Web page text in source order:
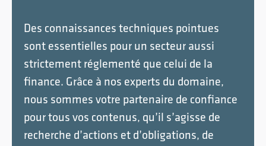
Des connaissances techniques pointues
sont essentielles pour un secteur aussi
strictement réglementé que celui de la
finance. Grâce à nos experts du domaine,
nous sommes votre partenaire de confiance
pour tous vos contenus, qu’il s’agisse de
recherche d’actions et d’obligations, de